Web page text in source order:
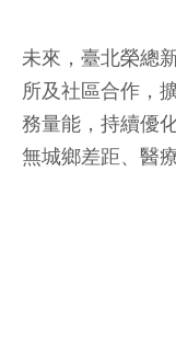
未來，臺北榮總
所及社區合作，
務量能，持續優
無城鄉差距、醫